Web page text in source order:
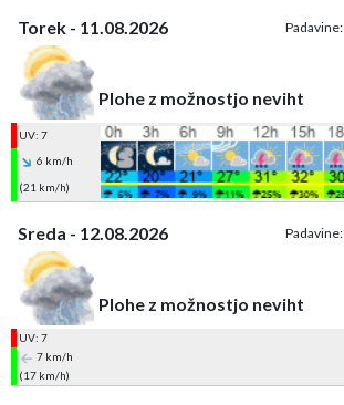
Torek - 11.08.2026 Padavine:
Plohe z možnostjo neviht
UV: 7
6 km/h
(21 km/h)
Sreda - 12.08.2026 Padavine:
Plohe z možnostjo neviht
UV: 7
7 km/h
(17 km/h)